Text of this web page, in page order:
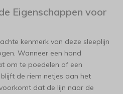
Eigenschappen voor
kenmerk van deze sleeplijn
Wanneer een hond
om te poedelen of een
de riem netjes aan het
dat de lijn naar de